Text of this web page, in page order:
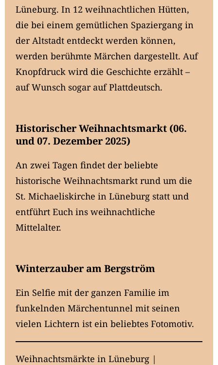
Lüneburg. In 12 weihnachtlichen Hütten,
die bei einem gemütlichen Spaziergang in
der Altstadt entdeckt werden können,
werden berühmte Märchen dargestellt. Auf
Knopfdruck wird die Geschichte erzählt –
auf Wunsch sogar auf Plattdeutsch.
Historischer Weihnachtsmarkt (06.
und 07. Dezember 2025)
An zwei Tagen findet der beliebte
historische Weihnachtsmarkt rund um die
St. Michaeliskirche in Lüneburg statt und
entführt Euch ins weihnachtliche
Mittelalter.
Winterzauber am Bergström
Ein Selfie mit der ganzen Familie im
funkelnden Märchentunnel mit seinen
vielen Lichtern ist ein beliebtes Fotomotiv.
Weihnachtsmärkte in Lüneburg |